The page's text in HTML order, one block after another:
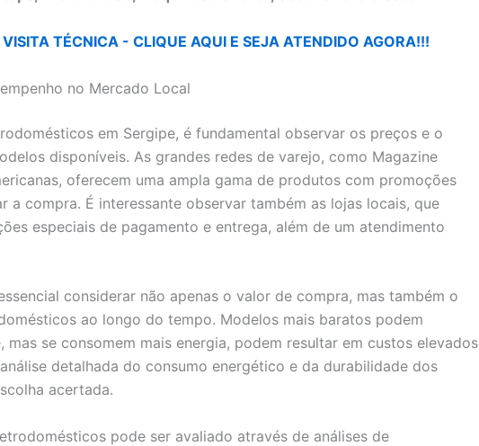
TÉCNICA - CLIQUE AQUI E SEJA ATENDIDO AGORA!!!
no Mercado Local
em Sergipe, é fundamental observar os preços e o
disponíveis. As grandes redes de varejo, como Magazine
oferecem uma ampla gama de produtos com promoções
a compra. É interessante observar também as lojas locais, que
especiais de pagamento e entrega, além de um atendimento
considerar não apenas o valor de compra, mas também o
ao longo do tempo. Modelos mais baratos podem
mas se consomem mais energia, podem resultar em custos elevados
detalhada do consumo energético e da durabilidade dos
acertada.
pode ser avaliado através de análises de